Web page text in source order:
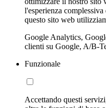
l'esperienza
questo sito web
Google Analytics,
clienti su Google, A/B-
Funzionale
Accettando questi